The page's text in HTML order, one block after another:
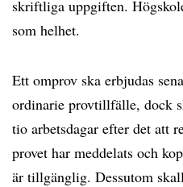
skriftliga uppgiften.
som helhet.
Ett omprov ska erbjudas
ordinarie provtillfälle, dock
tio arbetsdagar efter det att
provet har meddelats och
är tillgänglig. Dessutom